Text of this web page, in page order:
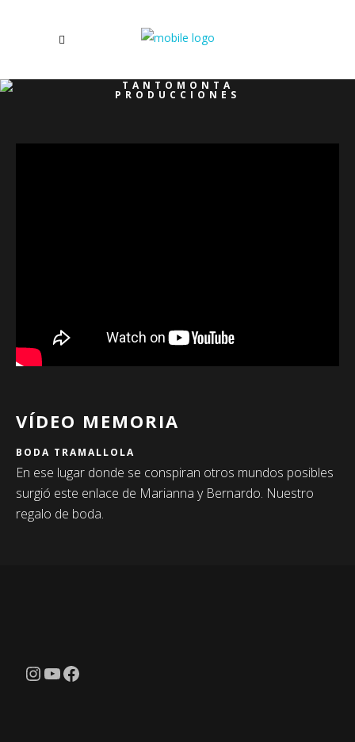
TANTOMONTA
PRODUCCIONES
VÍDEO MEMORIA
BODA TRAMALLOLA
En ese lugar donde se conspiran otros mundos posibles
surgió este enlace de Marianna y Bernardo. Nuestro
regalo de boda.
Instagram
YouTube
Facebook